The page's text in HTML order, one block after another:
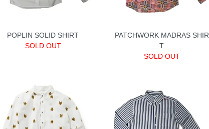
POPLIN SOLID SHIRT
SOLD OUT
PATCHWORK MADRAS SHIR
T
SOLD OUT